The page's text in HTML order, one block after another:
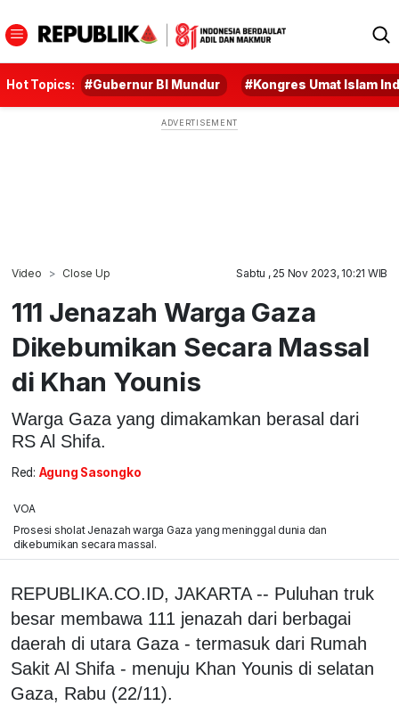
Hot Topics: #Gubernur BI Mundur #Kongres Umat Islam
Video Close Up Sabtu , 25 Nov 2023, 10:21 WIB
111 Jenazah Warga Gaza
Dikebumikan Secara Massal
di Khan Younis
Warga Gaza yang dimakamkan berasal dari
RS Al Shifa.
Red: Agung Sasongko
VOA
Prosesi sholat Jenazah warga Gaza yang meninggal dunia dan
dikebumikan secara massal.
REPUBLIKA.CO.ID, JAKARTA -- Puluhan truk
besar membawa 111 jenazah dari berbagai
daerah di utara Gaza - termasuk dari Rumah
Sakit Al Shifa - menuju Khan Younis di selatan
Gaza, Rabu (22/11).